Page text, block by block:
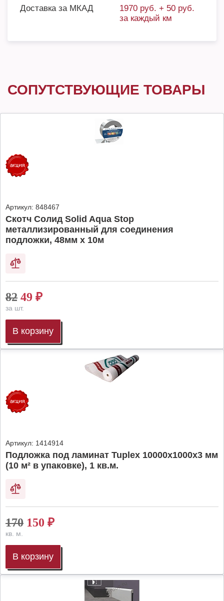
Доставка за МКАД
1970 руб. + 50 руб.
за каждый км
СОПУТСТВУЮЩИЕ ТОВАРЫ
Артикул: 848467
Скотч Солид Solid Aqua Stop
металлизированный для соединения
подложки, 48мм х 10м
82 49 ₽
за шт.
В корзину
Артикул: 1414914
Подложка под ламинат Tuplex 10000x1000x3 мм
(10 м² в упаковке), 1 кв.м.
170 150 ₽
кв. м.
В корзину